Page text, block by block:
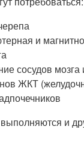
и
сосудов
ЖКТ
и